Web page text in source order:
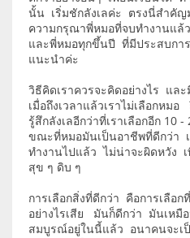
นั้น เริ่มชักลังเลค่ะ ตรงนี่สำคัญ
ความกรุณาพี่หมอที่จบทำงานแ
และพี่หมอทุกขึ้นปี ที่มีประสบก
แนะนำค่ะ
วิธีคิดเราควรจะคิดอย่างไร และ
เมื่อถึงเวลาแล้วเราไม่เลือกหมอ
รู้สึกลังเลอีกว่าที่เราเลือกอีก
ขณะที่หมอมันเป็นอาชีพที่ดีกว่า
ทำงานไปแล้ว ไม่น่าจะผิดหวัง
สุข ๆ ดิบ ๆ
การเลือกสิ่งที่ดีกว่า คือการเลือ
อย่างไรเสีย มันก็ดีกว่า มันเหมื
สมบูรณ์อยู่ในนี้แล้ว อนาคนจะเ